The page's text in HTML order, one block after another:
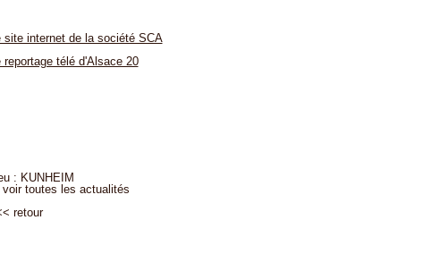
site internet de la société SCA
reportage télé d'Alsace 20
: KUNHEIM
voir toutes les actualités
retour